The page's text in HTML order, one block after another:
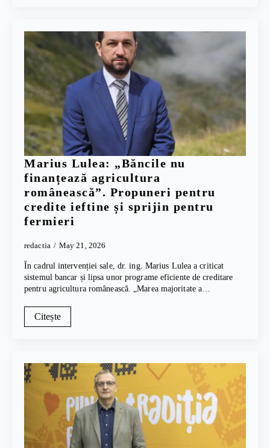
Marius Lulea: „Băncile nu
finanțează agricultura
românească”. Propuneri pentru
credite ieftine și sprijin pentru
fermieri
redactia May 21, 2026
În cadrul intervenției sale, dr. ing. Marius Lulea a criticat
sistemul bancar și lipsa unor programe eficiente de creditare
pentru agricultura românească. „Marea majoritate a…
Citește